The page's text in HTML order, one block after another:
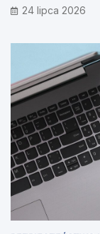
24 lipca 2026